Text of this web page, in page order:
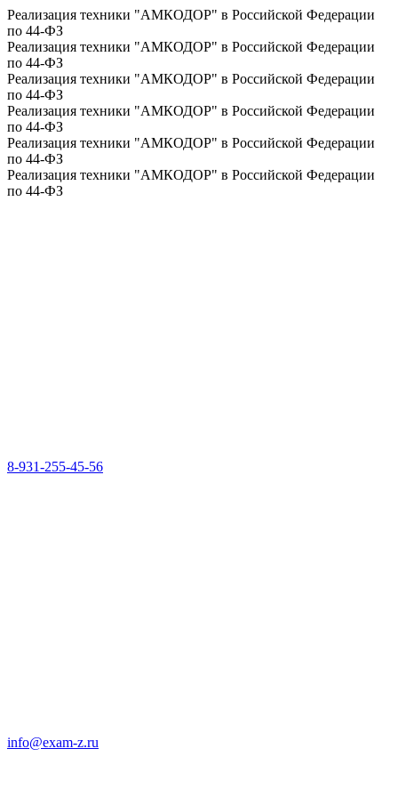
Реализация техники "АМКОДОР" в Российской Федерации
по 44-ФЗ
Реализация техники "АМКОДОР" в Российской Федерации
по 44-ФЗ
Реализация техники "АМКОДОР" в Российской Федерации
по 44-ФЗ
Реализация техники "АМКОДОР" в Российской Федерации
по 44-ФЗ
Реализация техники "АМКОДОР" в Российской Федерации
по 44-ФЗ
Реализация техники "АМКОДОР" в Российской Федерации
по 44-ФЗ
8-931-255-45-56
info@exam-z.ru